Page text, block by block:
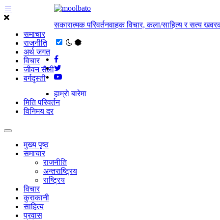
समाचार
राजनीति
अर्थ जगत
विचार
जीवन सैली
बर्गदृस्ती
सकारात्मक परिवर्तनवाहक विचार, कला/साहित्य र सत्य
हाम्राे बारेमा
मिति परिवर्तन
विनिमय दर
मुख्य पृष्ठ
समाचार
राजनीति
अन्तराष्ट्रिय
राष्ट्रिय
विचार
कुराकानी
साहित्य
प्रवास